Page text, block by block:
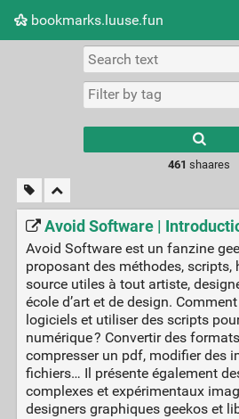
bookmarks.luuse.fun
Picture wall
461 shaares
Avoid Software |
Avoid Software est un fanzine
proposant des méthodes, scripts,
source utiles à tout artiste,
école d’art et de design.
logiciels et utiliser des scripts
numérique ? Convertir des
compresser un pdf, modifier des
fichiers… Il présente également
complexes et expérimentaux
designers graphiques geekos et